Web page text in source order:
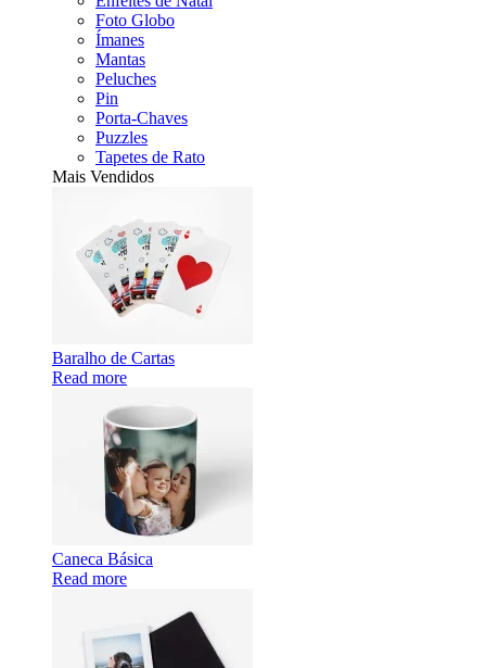
Foto Globo
Ímanes
Mantas
Peluches
Pin
Porta-Chaves
Puzzles
Tapetes de Rato
Mais Vendidos
Baralho de Cartas
Read more
Caneca Básica
Read more